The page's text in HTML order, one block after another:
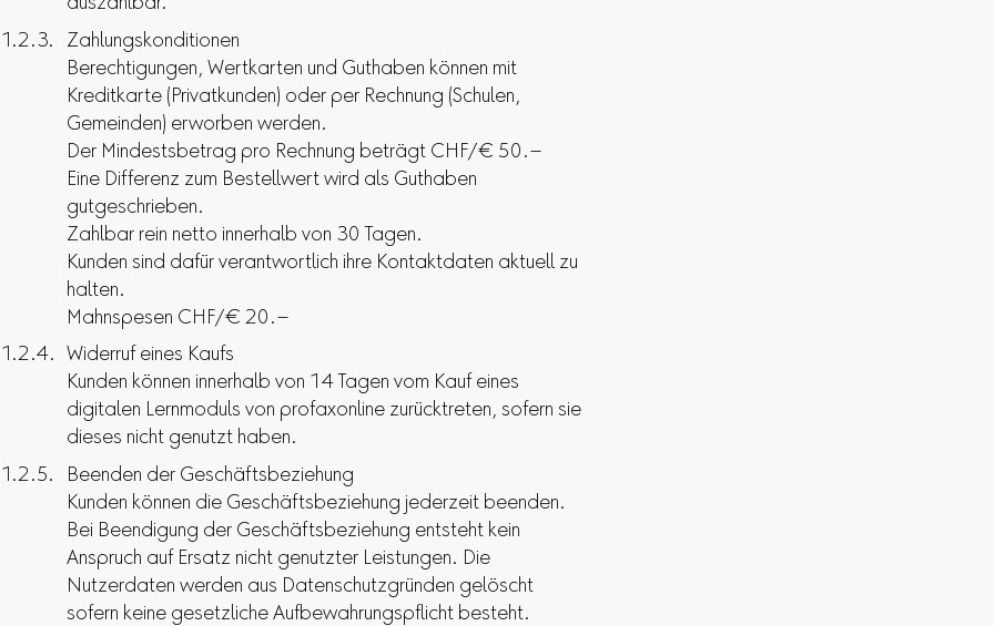
auszahlbar.
Zahlungskonditionen
Berechtigungen, Wertkarten und Guthaben können mit
Kreditkarte (Privatkunden) oder per Rechnung (Schulen,
Gemeinden) erworben werden.
Der Mindestsbetrag pro Rechnung beträgt CHF/€ 50.–
Eine Differenz zum Bestellwert wird als Guthaben
gutgeschrieben.
Zahlbar rein netto innerhalb von 30 Tagen.
Kunden sind dafür verantwortlich ihre Kontaktdaten aktuell zu
halten.
Mahnspesen CHF/€ 20.–
Widerruf eines Kaufs
Kunden können innerhalb von 14 Tagen vom Kauf eines
digitalen Lernmoduls von profaxonline zurücktreten, sofern sie
dieses nicht genutzt haben.
Beenden der Geschäftsbeziehung
Kunden können die Geschäftsbeziehung jederzeit beenden.
Bei Beendigung der Geschäftsbeziehung entsteht kein
Anspruch auf Ersatz nicht genutzter Leistungen. Die
Nutzerdaten werden aus Datenschutzgründen gelöscht
sofern keine gesetzliche Aufbewahrungspflicht besteht.